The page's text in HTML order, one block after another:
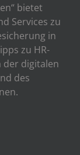
bietet
Services zu
in
zu HR-
der digitalen
des